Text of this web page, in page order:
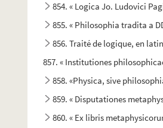
854. « Logica Jo. Ludovici
855. « Philosophia tradita a
856. Traité de logique, en
857. « Institutiones
858. «Physica, sive
859. « Disputationes
860. « Ex libris